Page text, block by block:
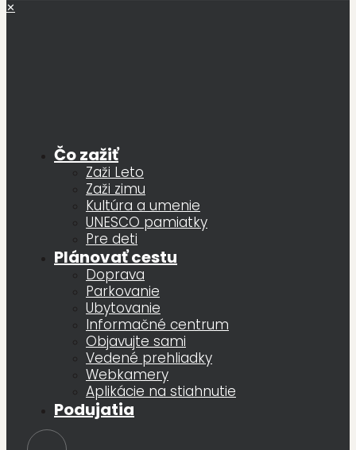
✕
Čo zažiť
Zaži Leto
Zaži zimu
Kultúra a umenie
UNESCO pamiatky
Pre deti
Plánovať cestu
Doprava
Parkovanie
Ubytovanie
Informačné centrum
Objavujte sami
Vedené prehliadky
Webkamery
Aplikácie na stiahnutie
Podujatia